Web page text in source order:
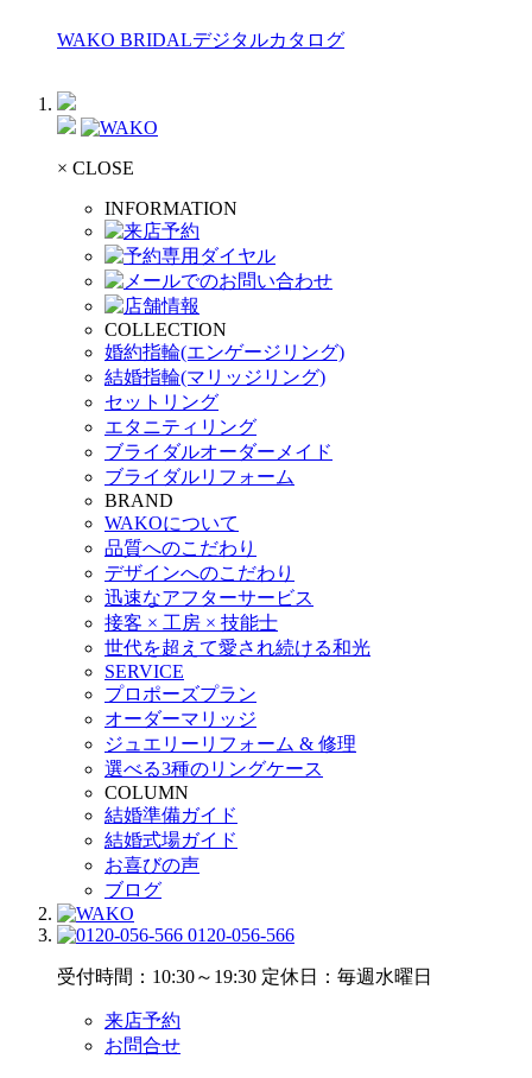
WAKO BRIDALデジタルカタログ
× CLOSE
INFORMATION
COLLECTION
婚約指輪(エンゲージリング)
結婚指輪(マリッジリング)
セットリング
エタニティリング
ブライダルオーダーメイド
ブライダルリフォーム
BRAND
WAKOについて
品質へのこだわり
デザインへのこだわり
迅速なアフターサービス
接客 × 工房 × 技能士
世代を超えて愛され続ける和光
SERVICE
プロポーズプラン
オーダーマリッジ
ジュエリーリフォーム & 修理
選べる3種のリングケース
COLUMN
結婚準備ガイド
結婚式場ガイド
お喜びの声
ブログ
0120-056-566
受付時間：10:30～19:30 定休日：毎週水曜日
来店予約
お問合せ